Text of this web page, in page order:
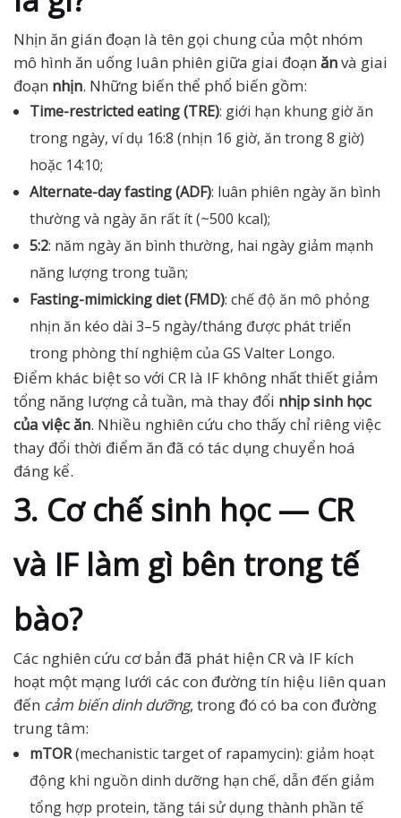
Nhịn ăn gián đoạn là tên gọi chung của một nhóm
mô hình ăn uống luân phiên giữa giai đoạn ănvà giai
đoạn nhịn. Những biến thể phổ biến gồm:
Time-restricted eating (TRE): giới hạn khung giờ ăn
trong ngày, ví dụ 16:8 (nhịn 16 giờ, ăn trong 8 giờ)
hoặc 14:10;
Alternate-day fasting (ADF): luân phiên ngày ăn bình
thường và ngày ăn rất ít (~500 kcal);
5:2: năm ngày ăn bình thường, hai ngày giảm mạnh
năng lượng trong tuần;
Fasting-mimicking diet (FMD): chế độ ăn mô phỏng
nhịn ăn kéo dài 3–5 ngày/tháng được phát triển
trong phòng thí nghiệm của GS Valter Longo.
Điểm khác biệt so với CR là IF không nhất thiết giảm
tổng năng lượng cả tuần, mà thay đổi nhịp sinh học
của việc ăn. Nhiều nghiên cứu cho thấy chỉ riêng việc
thay đổi thời điểm ăn đã có tác dụng chuyển hoá
đáng kể.
3. Cơ chế sinh học — CR
và IF làm gì bên trong tế
bào?
Các nghiên cứu cơ bản đã phát hiện CR và IF kích
hoạt một mạng lưới các con đường tín hiệu liên quan
đến cảm biến dinh dưỡng, trong đó có ba con đường
trung tâm:
mTOR(mechanistic target of rapamycin): giảm hoạt
động khi nguồn dinh dưỡng hạn chế, dẫn đến giảm
tổng hợp protein, tăng tái sử dụng thành phần tế